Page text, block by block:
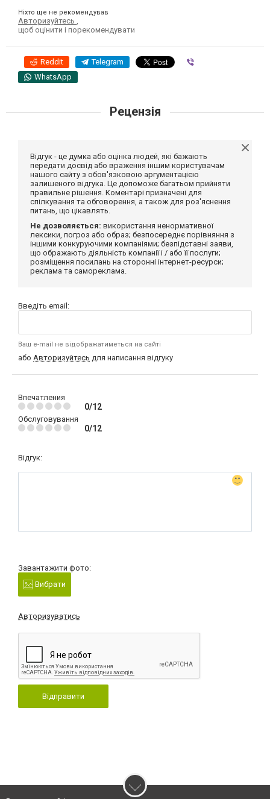
Ніхто ще не рекомендував
Авторизуйтесь
щоб оцінити і порекомендувати
Reddit Telegram
WhatsApp
Рецензія
Відгук - це думка або оцінка людей, які бажають
передати досвід або враження іншим користувачам
нашого сайту з обов'язковою аргументацією
залишеного відгука. Це допоможе багатьом прийняти
правильне рішення. Коментарі призначені для
спілкування та обговорення, а також для роз'яснення
питань, що цікавлять.
Не дозволяється: використання ненормативної
лексики, погроз або образ; безпосереднє порівняння з
іншими конкуруючими компаніями; безпідставні заяви,
що ображають діяльність компанії і / або її послуги;
розміщення посилань на сторонні інтернет-ресурси;
реклама та самореклама.
Введіть email:
Ваш e-mail не відображатиметься на сайті
або Авторизуйтесь для написання відгуку
Впечатления
0/12
Обслуговування
0/12
Відгук:
Завантажити фото:
Вибрати
Авторизуватись
Відправити